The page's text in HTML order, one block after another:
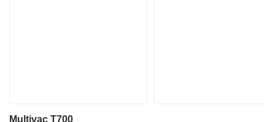
Multivac T700